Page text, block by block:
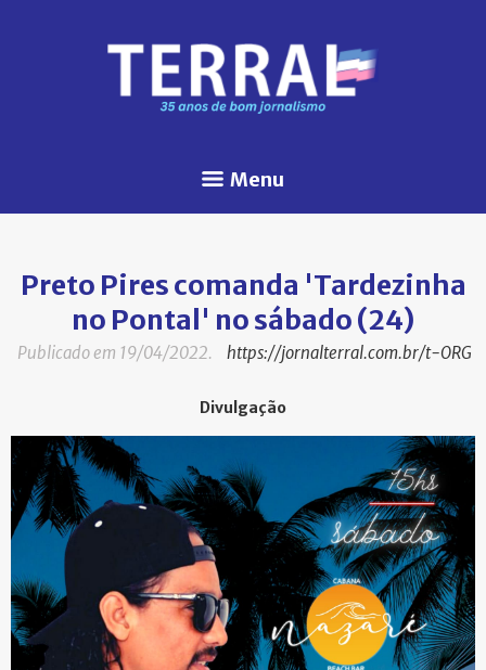
Menu
Preto Pires comanda 'Tardezinha
no Pontal' no sábado (24)
Publicado em 19/04/2022. https://jornalterral.com.br/t-ORG
Divulgação